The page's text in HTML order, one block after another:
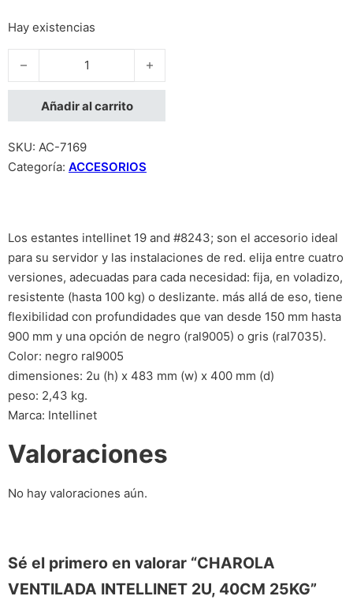
Hay existencias
CHAROLA VENTILADA INTELLINET 2U, 40CM 25KG cantidad
Añadir al carrito
SKU: AC-7169
Categoría: ACCESORIOS
Los estantes intellinet 19 and #8243; son el accesorio ideal
para su servidor y las instalaciones de red. elija entre cuatro
versiones, adecuadas para cada necesidad: fija, en voladizo,
resistente (hasta 100 kg) o deslizante. más allá de eso, tiene
flexibilidad con profundidades que van desde 150 mm hasta
900 mm y una opción de negro (ral9005) o gris (ral7035).
Color: negro ral9005
dimensiones: 2u (h) x 483 mm (w) x 400 mm (d)
peso: 2,43 kg.
Marca: Intellinet
Valoraciones
No hay valoraciones aún.
Sé el primero en valorar “CHAROLA
VENTILADA INTELLINET 2U, 40CM 25KG”